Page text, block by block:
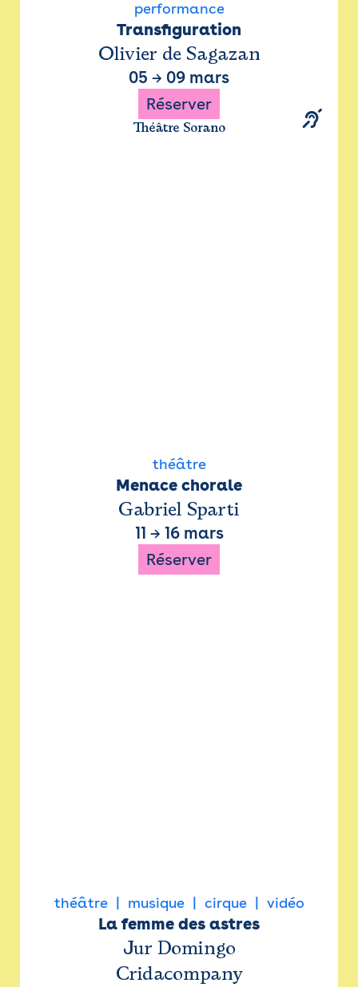
performance
Transfiguration
Olivier de Sagazan
05 → 09 mars
Réserver
Théâtre Sorano
théâtre
Menace chorale
Gabriel Sparti
11 → 16 mars
Réserver
théâtre musique cirque vidéo
La femme des astres
Jur Domingo
Cridacompany